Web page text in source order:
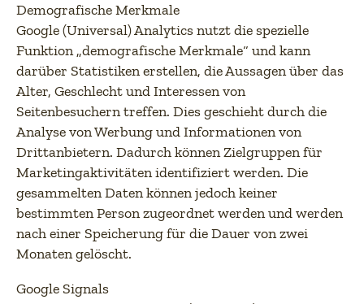
Demografische Merkmale
Google (Universal) Analytics nutzt die spezielle
Funktion „demografische Merkmale“ und kann
darüber Statistiken erstellen, die Aussagen über das
Alter, Geschlecht und Interessen von
Seitenbesuchern treffen. Dies geschieht durch die
Analyse von Werbung und Informationen von
Drittanbietern. Dadurch können Zielgruppen für
Marketingaktivitäten identifiziert werden. Die
gesammelten Daten können jedoch keiner
bestimmten Person zugeordnet werden und werden
nach einer Speicherung für die Dauer von zwei
Monaten gelöscht.
Google Signals